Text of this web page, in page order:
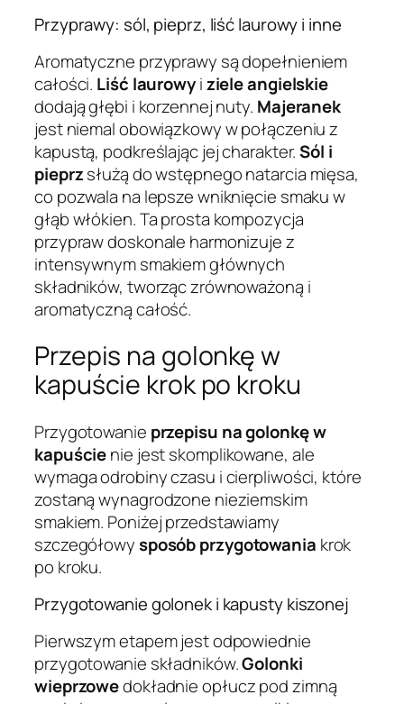
Przyprawy: sól, pieprz, liść laurowy i inne
Aromatyczne przyprawy są dopełnieniem
całości. Liść laurowyiziele angielskie
dodają głębi i korzennej nuty. Majeranek
jest niemal obowiązkowy w połączeniu z
kapustą, podkreślając jej charakter.Sól i
pieprzsłużą do wstępnego natarcia mięsa,
co pozwala na lepsze wniknięcie smaku w
głąb włókien. Ta prosta kompozycja
przypraw doskonale harmonizuje z
intensywnym smakiem głównych
składników, tworząc zrównoważoną i
aromatyczną całość.
Przepis na golonkę w
kapuście krok po kroku
Przygotowanie przepisu na golonkę w
kapuścienie jest skomplikowane, ale
wymaga odrobiny czasu i cierpliwości, które
zostaną wynagrodzone nieziemskim
smakiem. Poniżej przedstawiamy
szczegółowysposób przygotowania krok
po kroku.
Przygotowanie golonek i kapusty kiszonej
Pierwszym etapem jest odpowiednie
przygotowanie składników.Golonki
wieprzowedokładnie opłucz pod zimną